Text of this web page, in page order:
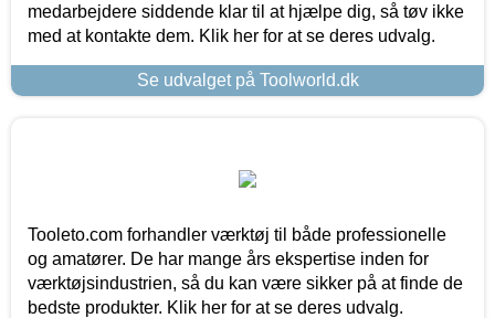
medarbejdere siddende klar til at hjælpe dig, så tøv ikke
med at kontakte dem. Klik her for at se deres udvalg.
Se udvalget på Toolworld.dk
Tooleto.com forhandler værktøj til både professionelle
og amatører. De har mange års ekspertise inden for
værktøjsindustrien, så du kan være sikker på at finde de
bedste produkter. Klik her for at se deres udvalg.